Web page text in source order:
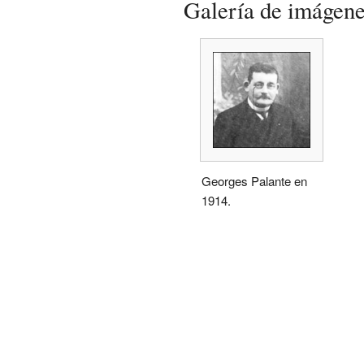
Galería de
Georges Palante en
1914.